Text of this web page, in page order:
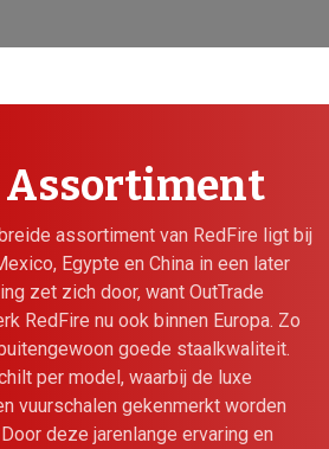
Assortiment
assortiment van RedFire ligt bij
Egypte en China in een later
zet zich door, want OutTrade
RedFire nu ook binnen Europa. Zo
goede staalkwaliteit.
per model, waarbij de luxe
vuurschalen gekenmerkt worden
deze jarenlange ervaring en